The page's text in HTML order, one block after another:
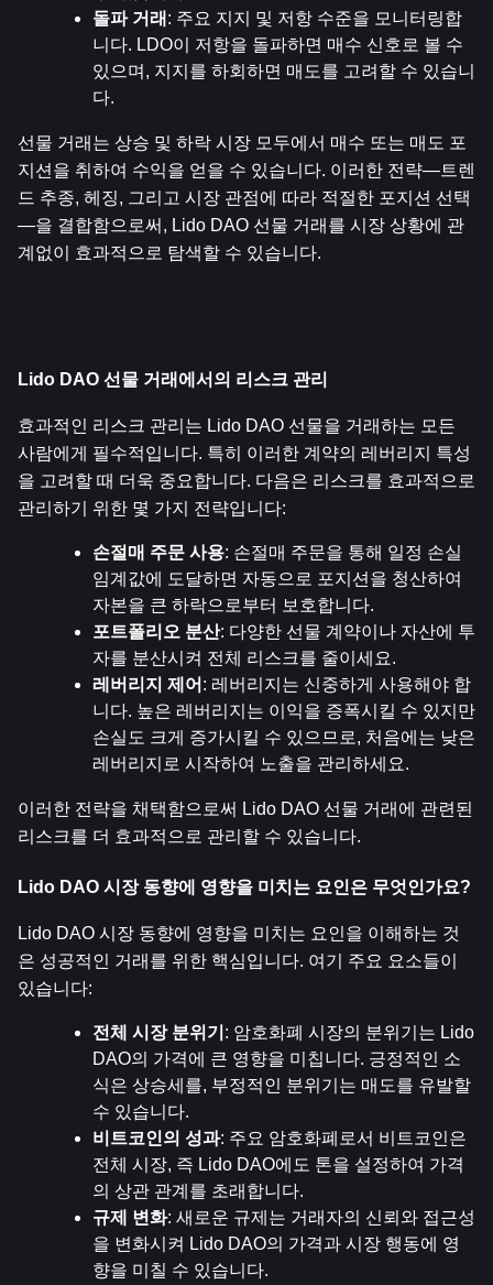
돌파 거래 : 주요 지지 및 저항 수준을 모니터링합
니다. LDO이 저항을 돌파하면 매수 신호로 볼 수
있으며, 지지를 하회하면 매도를 고려할 수 있습니
다.
선물 거래는 상승 및 하락 시장 모두에서 매수 또는 매도 포
지션을 취하여 수익을 얻을 수 있습니다. 이러한 전략—트렌
드 추종, 헤징, 그리고 시장 관점에 따라 적절한 포지션 선택
—을 결합함으로써, Lido DAO 선물 거래를 시장 상황에 관
계없이 효과적으로 탐색할 수 있습니다.
Lido DAO 선물 거래에서의 리스크 관리
효과적인 리스크 관리는 Lido DAO 선물을 거래하는 모든
사람에게 필수적입니다. 특히 이러한 계약의 레버리지 특성
을 고려할 때 더욱 중요합니다. 다음은 리스크를 효과적으로
관리하기 위한 몇 가지 전략입니다:
손절매 주문 사용: 손절매 주문을 통해 일정 손실
임계값에 도달하면 자동으로 포지션을 청산하여
자본을 큰 하락으로부터 보호합니다.
포트폴리오 분산: 다양한 선물 계약이나 자산에 투
자를 분산시켜 전체 리스크를 줄이세요.
레버리지 제어 : 레버리지는 신중하게 사용해야 합
니다. 높은 레버리지는 이익을 증폭시킬 수 있지만
손실도 크게 증가시킬 수 있으므로, 처음에는 낮은
레버리지로 시작하여 노출을 관리하세요.
이러한 전략을 채택함으로써 Lido DAO 선물 거래에 관련된
리스크를 더 효과적으로 관리할 수 있습니다.
Lido DAO 시장 동향에 영향을 미치는 요인은 무엇인가요?
Lido DAO 시장 동향에 영향을 미치는 요인을 이해하는 것
은 성공적인 거래를 위한 핵심입니다. 여기 주요 요소들이
있습니다:
전체 시장 분위기 : 암호화폐 시장의 분위기는 Lido
DAO의 가격에 큰 영향을 미칩니다. 긍정적인 소
식은 상승세를, 부정적인 분위기는 매도를 유발할
수 있습니다.
비트코인의 성과: 주요 암호화폐로서 비트코인은
전체 시장, 즉 Lido DAO에도 톤을 설정하여 가격
의 상관 관계를 초래합니다.
규제 변화: 새로운 규제는 거래자의 신뢰와 접근성
을 변화시켜 Lido DAO의 가격과 시장 행동에 영
향을 미칠 수 있습니다.